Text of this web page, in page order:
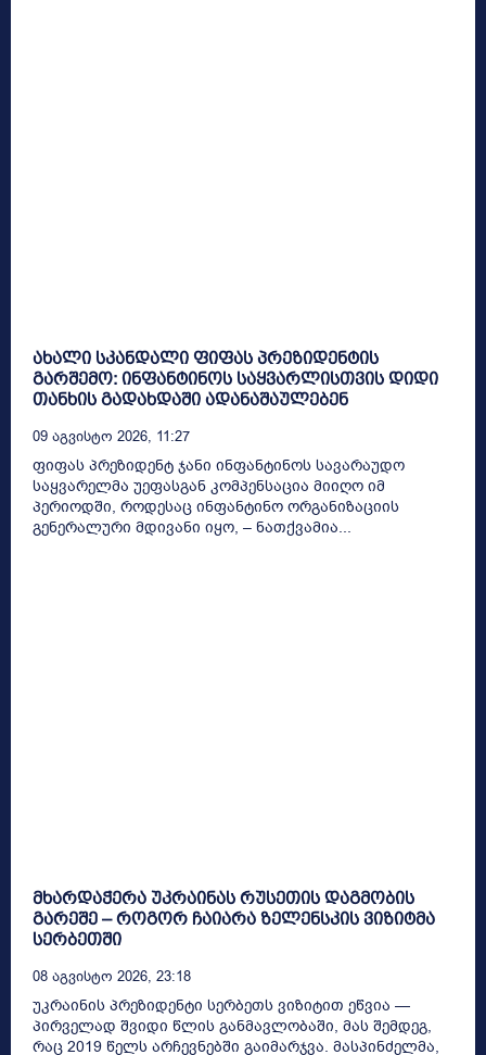
ახალი სკანდალი ფიფას პრეზიდენტის
გარშემო: ინფანტინოს საყვარლისთვის დიდი
თანხის გადახდაში ადანაშაულებენ
09 Აგვისტო 2026, 11:27
ფიფას პრეზიდენტ ჯანი ინფანტინოს სავარაუდო
საყვარელმა უეფასგან კომპენსაცია მიიღო იმ
პერიოდში, როდესაც ინფანტინო ორგანიზაციის
გენერალური მდივანი იყო, – ნათქვამია...
მხარდაჭერა უკრაინას რუსეთის დაგმობის
გარეშე – როგორ ჩაიარა ზელენსკის ვიზიტმა
სერბეთში
08 Აგვისტო 2026, 23:18
უკრაინის პრეზიდენტი სერბეთს ვიზიტით ეწვია —
პირველად შვიდი წლის განმავლობაში, მას შემდეგ,
რაც 2019 წელს არჩევნებში გაიმარჯვა. მასპინძელმა,